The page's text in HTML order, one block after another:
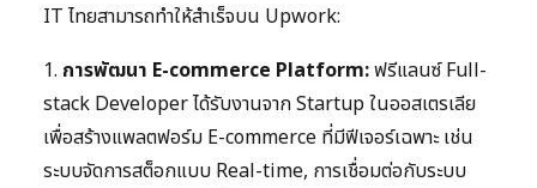
IT ไทยสามารถทำให้สำเร็จบน Upwork:
1. การพัฒนา E-commerce Platform:ฟรีแลนซ์ Full-
stack Developer ได้รับงานจาก Startup ในออสเตรเลีย
เพื่อสร้างแพลตฟอร์ม E-commerce ที่มีฟีเจอร์เฉพาะ เช่น
ระบบจัดการสต็อกแบบ Real-time, การเชื่อมต่อกับระบบ